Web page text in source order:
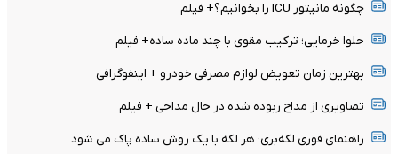
چگونه مانیتور ICU را بخوانیم؟+ فیلم
حلوا خرمایی؛ ترکیب مقوی با چند ماده ساده+ فیلم
بهترین زمان تعویض لوازم مصرفی خودرو + اینفوگرافی
تصاویری از مداح ربوده شده در حال مداحی + فیلم
راهنمای فوری لکه‌بری؛ هر لکه با یک روش ساده پاک می شود